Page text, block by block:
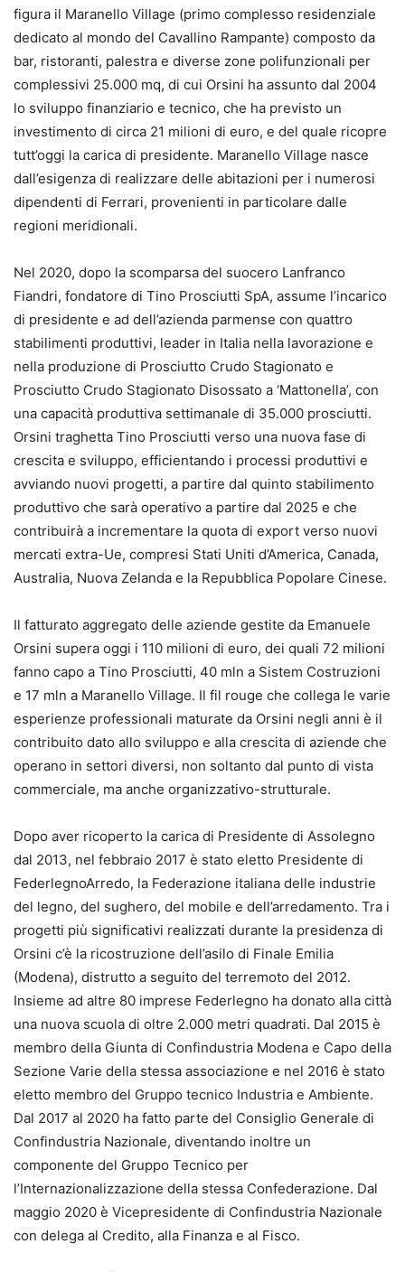
figura il Maranello Village (primo complesso residenziale
dedicato al mondo del Cavallino Rampante) composto da
bar, ristoranti, palestra e diverse zone polifunzionali per
complessivi 25.000 mq, di cui Orsini ha assunto dal 2004
lo sviluppo finanziario e tecnico, che ha previsto un
investimento di circa 21 milioni di euro, e del quale ricopre
tutt’oggi la carica di presidente. Maranello Village nasce
dall’esigenza di realizzare delle abitazioni per i numerosi
dipendenti di Ferrari, provenienti in particolare dalle
regioni meridionali.
Nel 2020, dopo la scomparsa del suocero Lanfranco
Fiandri, fondatore di Tino Prosciutti SpA, assume l’incarico
di presidente e ad dell’azienda parmense con quattro
stabilimenti produttivi, leader in Italia nella lavorazione e
nella produzione di Prosciutto Crudo Stagionato e
Prosciutto Crudo Stagionato Disossato a ‘Mattonella’, con
una capacità produttiva settimanale di 35.000 prosciutti.
Orsini traghetta Tino Prosciutti verso una nuova fase di
crescita e sviluppo, efficientando i processi produttivi e
avviando nuovi progetti, a partire dal quinto stabilimento
produttivo che sarà operativo a partire dal 2025 e che
contribuirà a incrementare la quota di export verso nuovi
mercati extra-Ue, compresi Stati Uniti d’America, Canada,
Australia, Nuova Zelanda e la Repubblica Popolare Cinese.
Il fatturato aggregato delle aziende gestite da Emanuele
Orsini supera oggi i 110 milioni di euro, dei quali 72 milioni
fanno capo a Tino Prosciutti, 40 mln a Sistem Costruzioni
e 17 mln a Maranello Village. Il fil rouge che collega le varie
esperienze professionali maturate da Orsini negli anni è il
contribuito dato allo sviluppo e alla crescita di aziende che
operano in settori diversi, non soltanto dal punto di vista
commerciale, ma anche organizzativo-strutturale.
Dopo aver ricoperto la carica di Presidente di Assolegno
dal 2013, nel febbraio 2017 è stato eletto Presidente di
FederlegnoArredo, la Federazione italiana delle industrie
del legno, del sughero, del mobile e dell’arredamento. Tra i
progetti più significativi realizzati durante la presidenza di
Orsini c’è la ricostruzione dell’asilo di Finale Emilia
(Modena), distrutto a seguito del terremoto del 2012.
Insieme ad altre 80 imprese Federlegno ha donato alla città
una nuova scuola di oltre 2.000 metri quadrati. Dal 2015 è
membro della Giunta di Confindustria Modena e Capo della
Sezione Varie della stessa associazione e nel 2016 è stato
eletto membro del Gruppo tecnico Industria e Ambiente.
Dal 2017 al 2020 ha fatto parte del Consiglio Generale di
Confindustria Nazionale, diventando inoltre un
componente del Gruppo Tecnico per
l’Internazionalizzazione della stessa Confederazione. Dal
maggio 2020 è Vicepresidente di Confindustria Nazionale
con delega al Credito, alla Finanza e al Fisco.